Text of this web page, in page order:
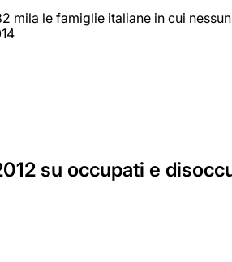
mila le famiglie italiane in cui
su occupati e